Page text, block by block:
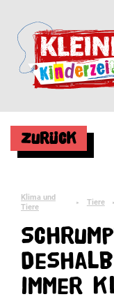
Zurück
Klima und
Tiere
► Tiere ►
immer